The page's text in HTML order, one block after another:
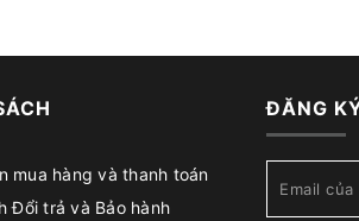
mua hàng và thanh toán
Đổi trả và Bảo hành
ĐĂNG